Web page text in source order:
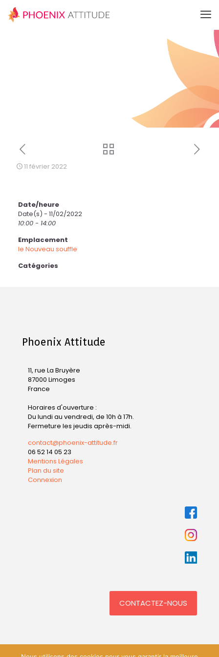
11 février 2022
Date/heure
Date(s) - 11/02/2022
10:00 - 14:00
Emplacement
le Nouveau souffle
Catégories
Phoenix Attitude
11, rue La Bruyère
87000 Limoges
France
Horaires d'ouverture :
Du lundi au vendredi, de 10h à 17h.
Fermeture les jeudis après-midi.
contact@phoenix-attitude.fr
06 52 14 05 23
Mentions Légales
Plan du site
Connexion
CONTACTEZ-NOUS